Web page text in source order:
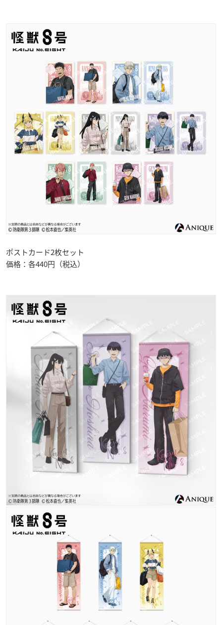
ポストカード2枚セット
価格：各440円（税込）